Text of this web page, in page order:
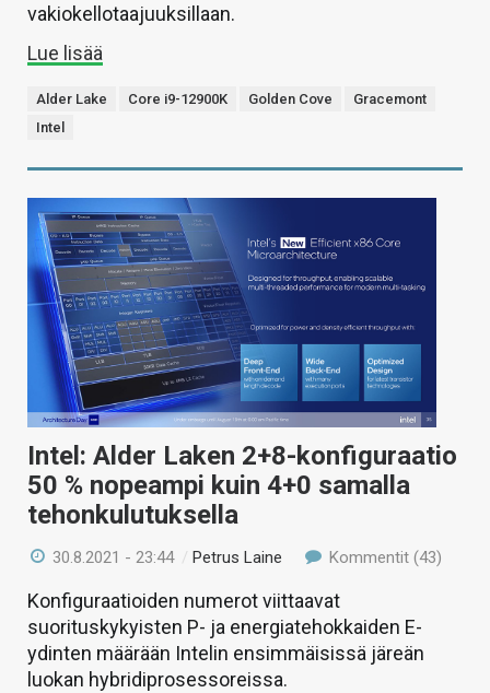
vakiokellotaajuuksillaan.
Lue lisää
Alder Lake Core i9-12900K Golden Cove
Gracemont
Intel
Intel: Alder Laken 2+8-konfiguraatio
50 % nopeampi kuin 4+0 samalla
tehonkulutuksella
30.8.2021 - 23:44 /Petrus Laine Kommentit (43)
Konfiguraatioiden numerot viittaavat
suorituskykyisten P- ja energiatehokkaiden E-
ydinten määrään Intelin ensimmäisissä järeän
luokan hybridiprosessoreissa.